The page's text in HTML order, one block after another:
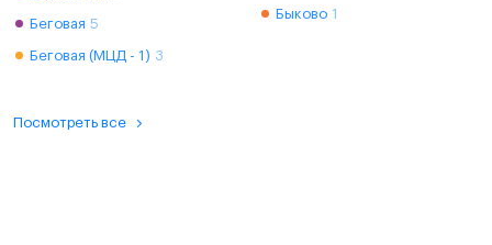
Беговая 5
Беговая (МЦД - 1) 3
Быково 1
Посмотреть все